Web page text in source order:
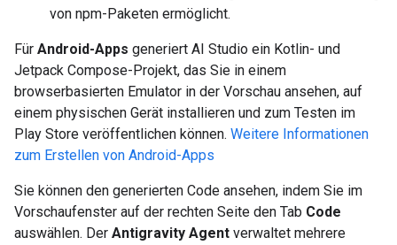
von npm-Paketen ermöglicht.
Für Android-Apps generiert AI Studio ein Kotlin- und
Jetpack Compose-Projekt, das Sie in einem
browserbasierten Emulator in der Vorschau ansehen, auf
einem physischen Gerät installieren und zum Testen im
Play Store veröffentlichen können. Weitere Informationen
zum Erstellen von Android-Apps
Sie können den generierten Code ansehen, indem Sie im
Vorschaufenster auf der rechten Seite den Tab Code
auswählen. Der Antigravity Agent verwaltet mehrere